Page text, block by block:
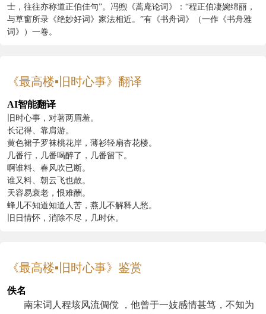
士，往往亦称道正伯佳句”。冯煦《蒿庵论词》：“程正伯凄婉绵丽，
与草窗所录《绝妙好词》家法相近。”有《书舟词》（一作《书舟雅
词》）一卷。
《最高楼▪旧时心事》翻译
AI智能翻译
旧时心事，对著两眉羞。
长记得、靠肩游。
黄色裙子罗袜桃花岸，薄衫轻扇杏花楼。
几番行，几番喝醉了，几番留下。
啊谁料、春风吹已断。
谁又料、朝云飞也散。
天容易衰老，恨难酬。
蜂儿不知道知道人苦，燕儿不解释人愁。
旧日情怀，消除不尽，几时休。
《最高楼▪旧时心事》鉴赏
佚名
南宋词人程垓风流倜傥 ，他曾于一妓感情甚笃，不知为